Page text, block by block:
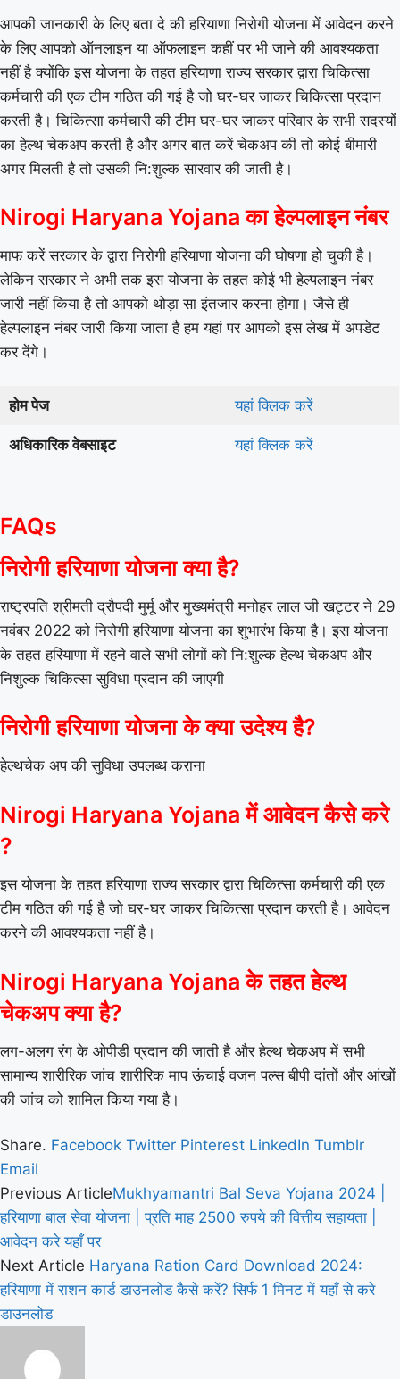
आपकी जानकारी के लिए बता दे की हरियाणा निरोगी योजना में आवेदन करने
के लिए आपको ऑनलाइन या ऑफलाइन कहीं पर भी जाने की आवश्यकता
नहीं है क्योंकि इस योजना के तहत हरियाणा राज्य सरकार द्वारा चिकित्सा
कर्मचारी की एक टीम गठित की गई है जो घर-घर जाकर चिकित्सा प्रदान
करती है। चिकित्सा कर्मचारी की टीम घर-घर जाकर परिवार के सभी सदस्यों
का हेल्थ चेकअप करती है और अगर बात करें चेकअप की तो कोई बीमारी
अगर मिलती है तो उसकी नि:शुल्क सारवार की जाती है।
Nirogi Haryana Yojana का हेल्पलाइन नंबर
माफ करें सरकार के द्वारा निरोगी हरियाणा योजना की घोषणा हो चुकी है।
लेकिन सरकार ने अभी तक इस योजना के तहत कोई भी हेल्पलाइन नंबर
जारी नहीं किया है तो आपको थोड़ा सा इंतजार करना होगा। जैसे ही
हेल्पलाइन नंबर जारी किया जाता है हम यहां पर आपको इस लेख में अपडेट
कर देंगे।
होम पेज यहां क्लिक करें
अधिकारिक वेबसाइट यहां क्लिक करें
FAQs
निरोगी हरियाणा योजना क्या है?
राष्ट्रपति श्रीमती द्रौपदी मुर्मू और मुख्यमंत्री मनोहर लाल जी खट्टर ने 29
नवंबर 2022 को निरोगी हरियाणा योजना का शुभारंभ किया है। इस योजना
के तहत हरियाणा में रहने वाले सभी लोगों को नि:शुल्क हेल्थ चेकअप और
निशुल्क चिकित्सा सुविधा प्रदान की जाएगी
निरोगी हरियाणा योजना के क्या उदेश्य है?
हेल्थचेक अप की सुविधा उपलब्ध कराना
Nirogi Haryana Yojana में आवेदन कैसे करे
?
इस योजना के तहत हरियाणा राज्य सरकार द्वारा चिकित्सा कर्मचारी की एक
टीम गठित की गई है जो घर-घर जाकर चिकित्सा प्रदान करती है। आवेदन
करने की आवश्यकता नहीं है।
Nirogi Haryana Yojana के तहत हेल्थ
चेकअप क्या है?
लग-अलग रंग के ओपीडी प्रदान की जाती है और हेल्थ चेकअप में सभी
सामान्य शारीरिक जांच शारीरिक माप ऊंचाई वजन पल्स बीपी दांतों और आंखों
की जांच को शामिल किया गया है।
Share. Facebook Twitter Pinterest LinkedIn Tumblr
Email
Previous ArticleMukhyamantri Bal Seva Yojana 2024 |
हरियाणा बाल सेवा योजना | प्रति माह 2500 रुपये की वित्तीय सहायता |
आवेदन करे यहाँ पर
Next Article Haryana Ration Card Download 2024:
हरियाणा में राशन कार्ड डाउनलोड कैसे करें? सिर्फ 1 मिनट में यहाँ से करे
डाउनलोड